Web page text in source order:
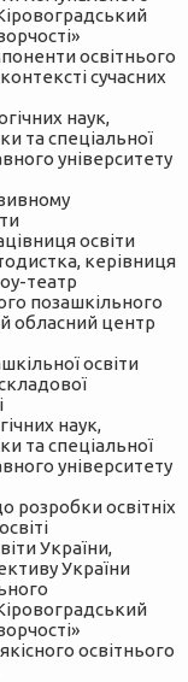
освітнього
сучасних
наук,
та спеціальної
університету
освіти
керівниця
театр
позашкільного
обласний центр
освіти
наук,
та спеціальної
університету
розробки освітніх
України,
України
освітнього